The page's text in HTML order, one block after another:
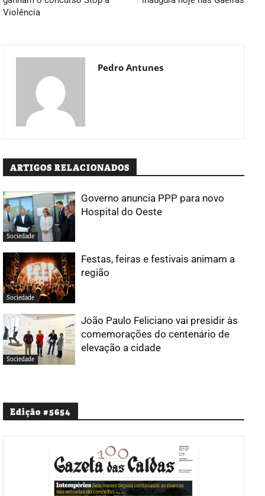
Violência
Pedro Antunes
ARTIGOS RELACIONADOS
Sociedade
Governo anuncia PPP para novo
Hospital do Oeste
Sociedade
Festas, feiras e festivais animam a
região
Sociedade
João Paulo Feliciano vai presidir às
comemorações do centenário de
elevação a cidade
Edição #5654